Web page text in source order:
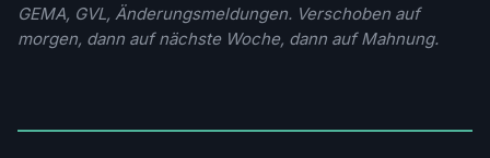
GEMA, GVL, Änderungsmeldungen. Verschoben auf
morgen, dann auf nächste Woche, dann auf Mahnung.